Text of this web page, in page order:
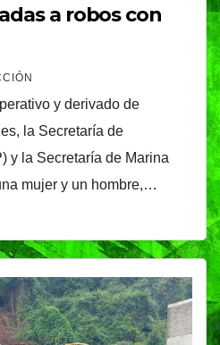
a robos con
y derivado de
la Secretaría de
y la Secretaría de Marina
mujer y un hombre,…